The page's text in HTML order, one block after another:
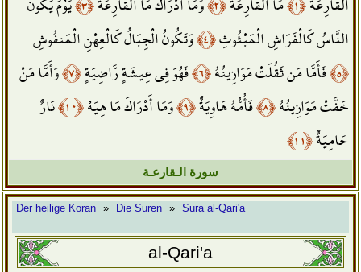
النَّاسُ كَالْفَرَاشِ الْمَبْثُوثِ﴿٤﴾ وَتَكُونُ الْجِبَالُ كَالْعِهْنِ الْمَنفُوشِ
﴿٥﴾ فَأَمَّا مَن ثَقُلَتْ مَوَازِينُهُ﴿٦﴾ فَهُوَ فِي عِيشَةٍ رَّاضِيَةٍ﴿٧﴾ وَأَمَّا مَنْ
خَفَّتْ مَوَازِينُهُ﴿٨﴾ فَأُمُّهُ هَاوِيَةٌ﴿٩﴾ وَمَا أَدْرَاكَ مَا هِيَهْ﴿١٠﴾
نَارٌ
حَامِيَةٌ﴿١١﴾
سورة الـقارعـة
Der heilige Koran » Die Suren » Sura al-Qari'a
al-Qari'a